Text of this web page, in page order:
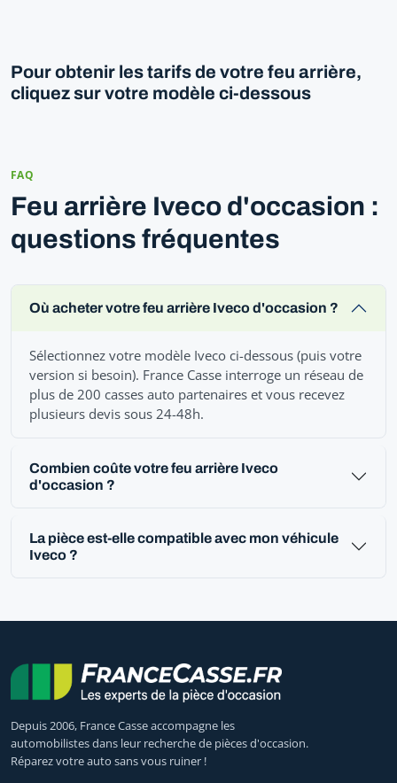
Pour obtenir les tarifs de votre feu arrière,
cliquez sur votre modèle ci-dessous
FAQ
Feu arrière Iveco d'occasion :
questions fréquentes
Où acheter votre feu arrière Iveco d'occasion ?
Sélectionnez votre modèle Iveco ci-dessous (puis votre
version si besoin). France Casse interroge un réseau de
plus de 200 casses auto partenaires et vous recevez
plusieurs devis sous 24-48h.
Combien coûte votre feu arrière Iveco
d'occasion ?
La pièce est-elle compatible avec mon véhicule
Iveco ?
Depuis 2006, France Casse accompagne les
automobilistes dans leur recherche de pièces d'occasion.
Réparez votre auto sans vous ruiner !